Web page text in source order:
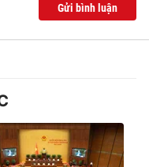
Gửi bình luận